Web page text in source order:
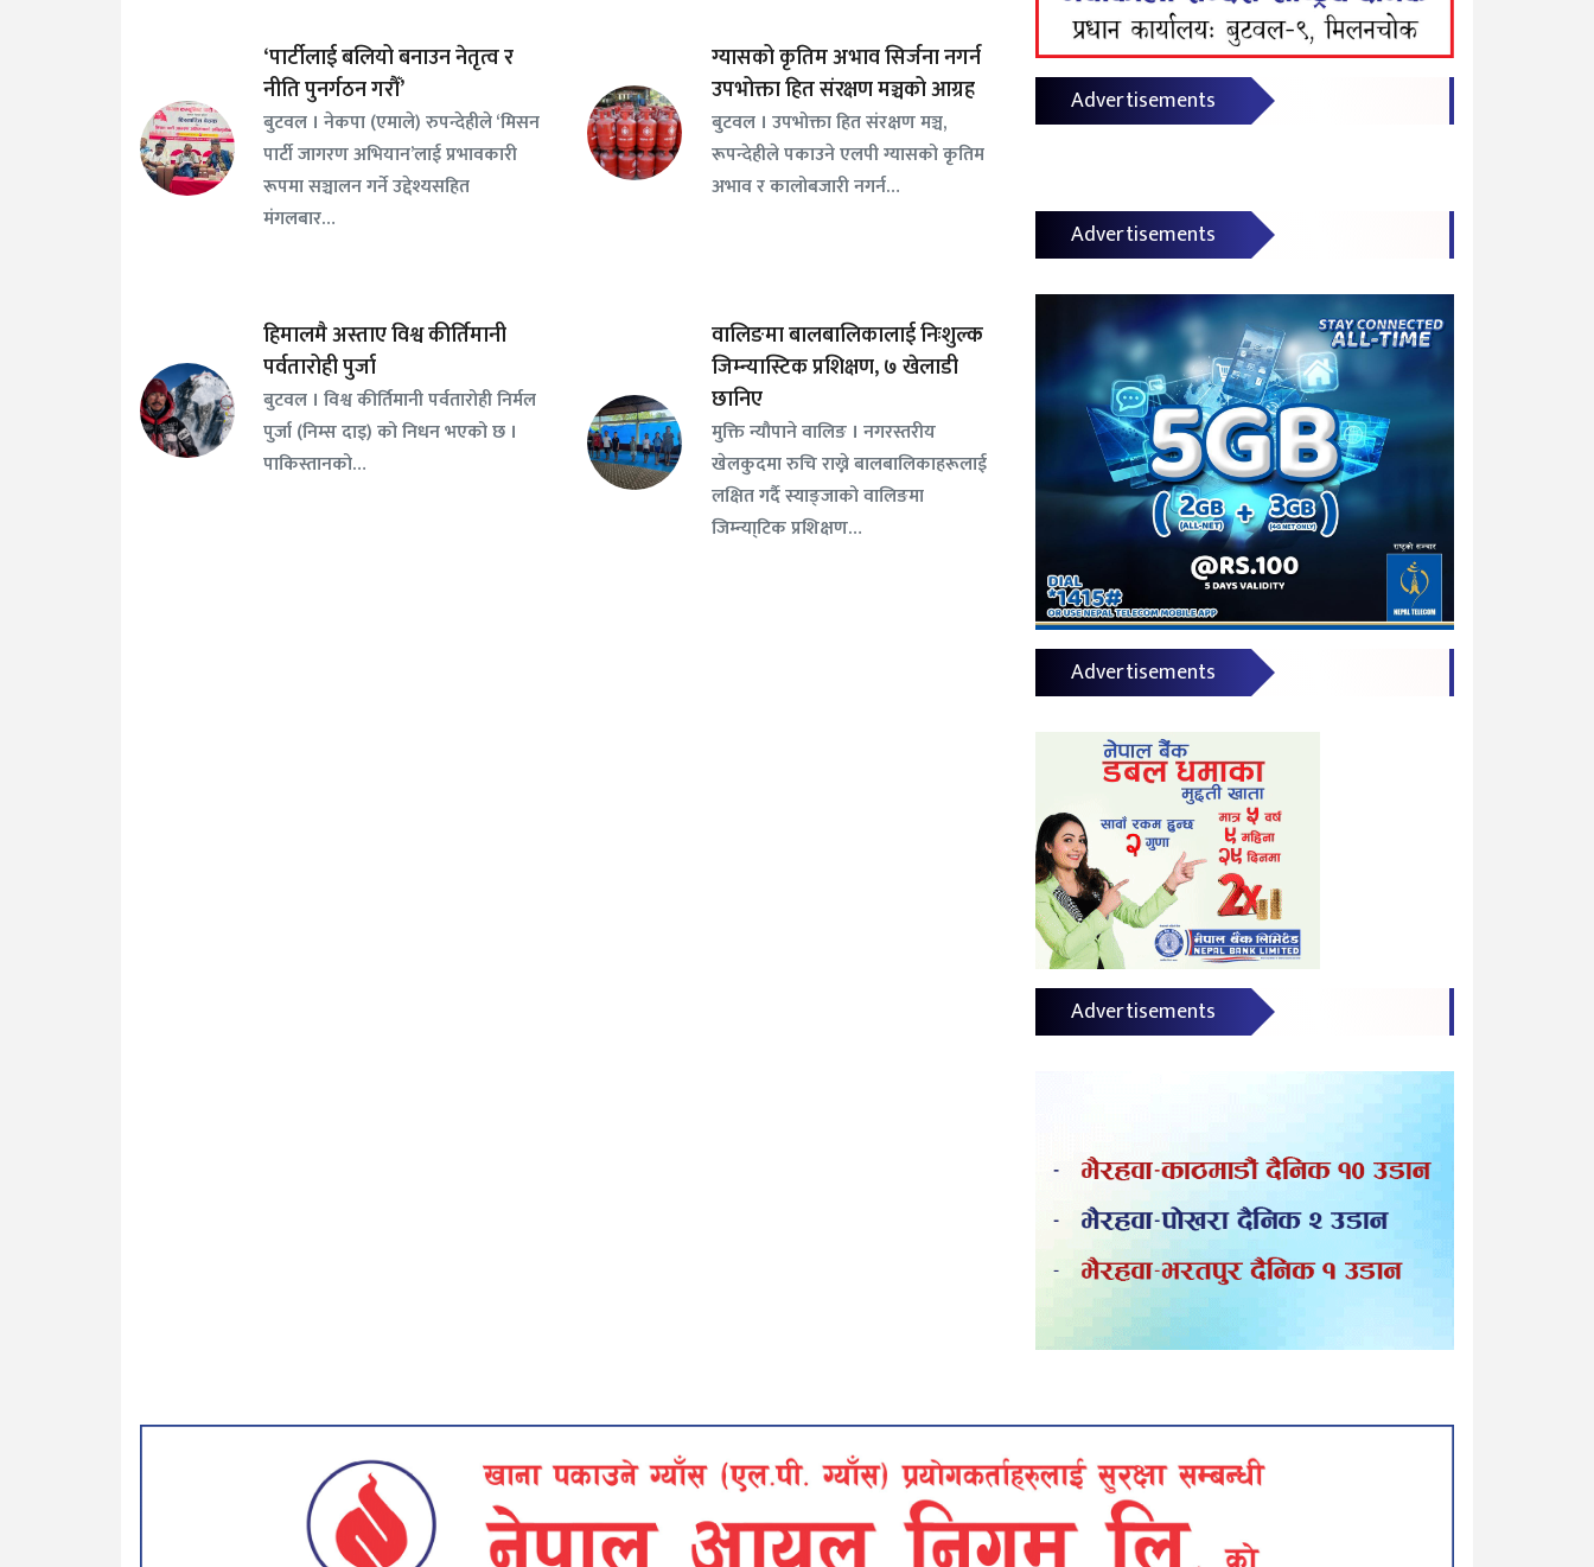
‘पार्टीलाई बलियो बनाउन नेतृत्व र
नीति पुनर्गठन गरौँ’
बुटवल । नेकपा (एमाले) रुपन्देहीले ‘मिसन
पार्टी जागरण अभियान’लाई प्रभावकारी
रूपमा सञ्चालन गर्ने उद्देश्यसहित
मंगलबार…
ग्यासको कृतिम अभाव सिर्जना नगर्न
उपभोक्ता हित संरक्षण मञ्चको आग्रह
बुटवल । उपभोक्ता हित संरक्षण मञ्च,
रूपन्देहीले पकाउने एलपी ग्यासको कृतिम
अभाव र कालोबजारी नगर्न…
हिमालमै अस्ताए विश्व कीर्तिमानी
पर्वतारोही पुर्जा
बुटवल । विश्व कीर्तिमानी पर्वतारोही निर्मल
पुर्जा (निम्स दाइ) को निधन भएको छ ।
पाकिस्तानको…
वालिङमा बालबालिकालाई निःशुल्क
जिम्न्यास्टिक प्रशिक्षण, ७ खेलाडी
छानिए
​मुक्ति न्यौपाने वालिङ । नगरस्तरीय
खेलकुदमा रुचि राख्ने बालबालिकाहरूलाई
लक्षित गर्दै स्याङ्जाको वालिङमा
जिम्न्या्टिक प्रशिक्षण…
Advertisements
Advertisements
Advertisements
Advertisements